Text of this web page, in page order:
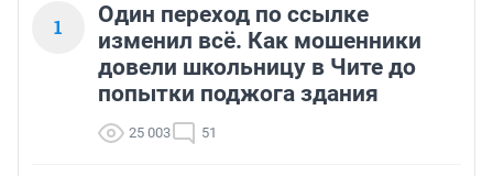
1
Один переход по ссылке
изменил всё. Как мошенники
довели школьницу в Чите до
попытки поджога здания
25 003 51